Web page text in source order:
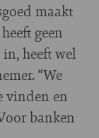
maakt
geen
heeft wel
“We
vinden en
banken